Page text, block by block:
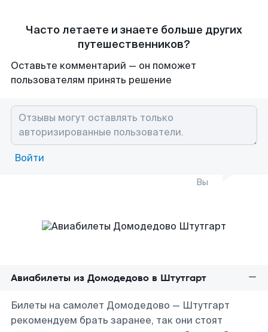
Часто летаете и знаете больше других
путешественников?
Оставьте комментарий — он поможет
пользователям принять решение
Войти
Вы
Авиабилеты из Домодедово в Штутгарт
Билеты на самолет Домодедово — Штутгарт
рекомендуем брать заранее, так они стоят